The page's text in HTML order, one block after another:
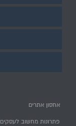
אחסון אתרים
פתרונות מחשוב לעסקים